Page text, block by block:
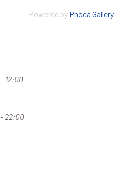
Powered by Phoca Gallery
- 12:00
- 22:00